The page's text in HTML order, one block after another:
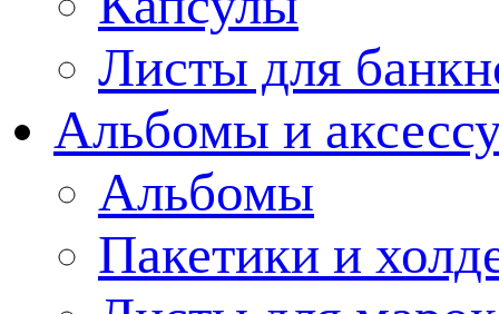
Листы для
Альбомы и
Альбомы
Пакетики и